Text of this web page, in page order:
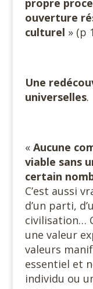
propre
ouverture
culturel » (p
Une
universelles.
« Aucune
viable sans
certain
C’est aussi
d’un parti,
civilisation…
une valeur
valeurs
essentiel et
individu ou